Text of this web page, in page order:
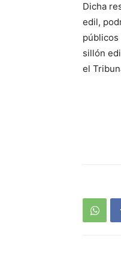
Dicha
edil,
públicos
sillón
el